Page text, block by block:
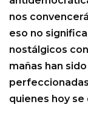
nos
eso no
nostálgicos
mañas han
quienes hoy